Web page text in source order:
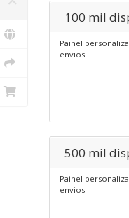
100 mil
Painel
envios
500 mil
Painel
envios